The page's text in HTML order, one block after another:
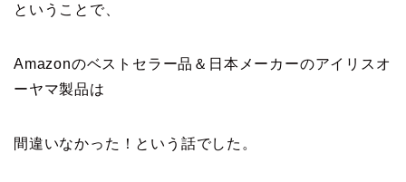
ということで、
Amazonのベストセラー品＆日本メーカーのアイリスオ
ーヤマ製品は
間違いなかった！という話でした。